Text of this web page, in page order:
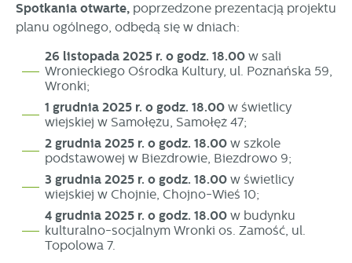
Spotkania otwarte, poprzedzone prezentacją projektu
planu ogólnego, odbędą się w dniach:
26 listopada 2025 r. o godz. 18.00 w sali
Wronieckiego Ośrodka Kultury, ul. Poznańska 59,
Wronki;
1 grudnia 2025 r. o godz. 18.00 w świetlicy
wiejskiej w Samołężu, Samołęż 47;
2 grudnia 2025 r. o godz. 18.00 w szkole
podstawowej w Biezdrowie, Biezdrowo 9;
3 grudnia 2025 r. o godz. 18.00 w świetlicy
wiejskiej w Chojnie, Chojno-Wieś 10;
4 grudnia 2025 r. o godz. 18.00 w budynku
kulturalno-socjalnym Wronki os. Zamość, ul.
Topolowa 7.